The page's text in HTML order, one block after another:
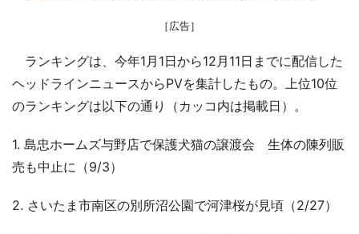
［広告］
ランキングは、今年1月1日から12月11日までに配信した
ヘッドラインニュースからPVを集計したもの。上位10位
のランキングは以下の通り（カッコ内は掲載日）。
1. 島忠ホームズ与野店で保護犬猫の譲渡会 生体の陳列販
売も中止に（9/3）
2. さいたま市南区の別所沼公園で河津桜が見頃（2/27）